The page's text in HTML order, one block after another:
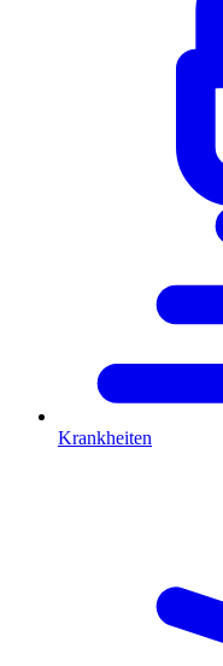
Krankheiten